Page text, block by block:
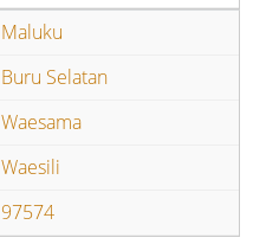
Maluku
Buru Selatan
Waesama
Waesili
97574